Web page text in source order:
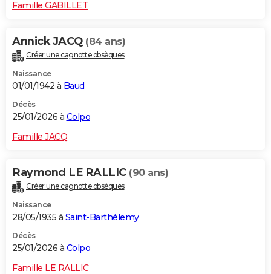
Famille GABILLET
Annick JACQ (84 ans)
Créer une cagnotte obsèques
Naissance
01/01/1942 à Baud
Décès
25/01/2026 à Colpo
Famille JACQ
Raymond LE RALLIC (90 ans)
Créer une cagnotte obsèques
Naissance
28/05/1935 à Saint-Barthélemy
Décès
25/01/2026 à Colpo
Famille LE RALLIC